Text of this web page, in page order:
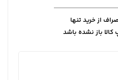
از خرید تنها
باز نشده باشد